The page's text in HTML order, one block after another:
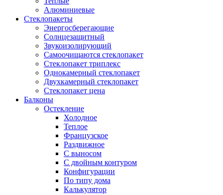
Алюминиевые
Стеклопакеты
Энергосберегающие
Солнцезащитный
Звукоизолирующий
Самоочищаются стеклопакет
Стеклопакет триплекс
Однокамерный стеклопакет
Двухкамерный стеклопакет
Стеклопакет цена
Балконы
Остекление
Холодное
Теплое
Французское
Раздвижное
С выносом
С двойным контуром
Конфигурации
По типу дома
Калькулятор